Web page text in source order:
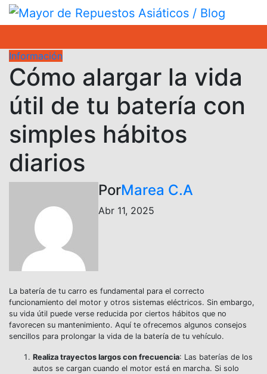
Saltar
Información
Cómo alargar la vida
útil de tu batería con
simples hábitos
diarios
PorMarea C.A
Abr 11, 2025
La batería de tu carro es fundamental para el correcto
funcionamiento del motor y otros sistemas eléctricos. Sin embargo,
su vida útil puede verse reducida por ciertos hábitos que no
favorecen su mantenimiento. Aquí te ofrecemos algunos consejos
sencillos para prolongar la vida de la batería de tu vehículo.
Realiza trayectos largos con frecuencia: Las baterías de los
autos se cargan cuando el motor está en marcha. Si solo